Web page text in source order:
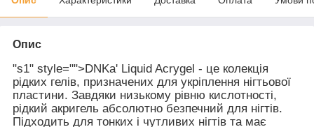
Опис
"s1" style="">DNKa' Liquid Acrygel - це колекція
рідких гелів, призначених для укріплення нігтьової
пластини. Завдяки низькому рівню кислотності,
рідкий акригель абсолютно безпечний для нігтів.
Підходить для тонких і чутливих нігтів та має